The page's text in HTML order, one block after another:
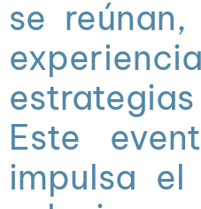
se
Este
impulsa